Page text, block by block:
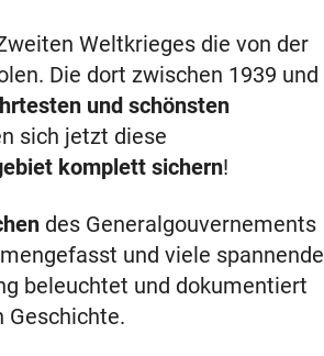
Weltkrieges die von der
Die dort zwischen 1939 und
und schönsten
sich jetzt diese
komplett sichern!
des Generalgouvernements
und viele spannende
beleuchtet und dokumentiert
Geschichte.